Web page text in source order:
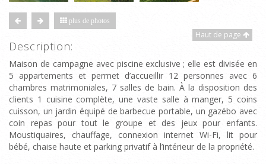
plus de photos
Haut de page
Description:
Maison de campagne avec piscine exclusive ; elle est divisée en
5 appartements et permet d’accueillir 12 personnes avec 6
chambres matrimoniales, 7 salles de bain. À la disposition des
clients 1 cuisine complète, une vaste salle à manger, 5 coins
cuisson, un jardin équipé de barbecue portable, un gazébo avec
coin repas pour tout le groupe et des jeux pour enfants.
Moustiquaires, chauffage, connexion internet Wi-Fi, lit pour
bébé, chaise haute et parking privatif à l’intérieur de la propriété.